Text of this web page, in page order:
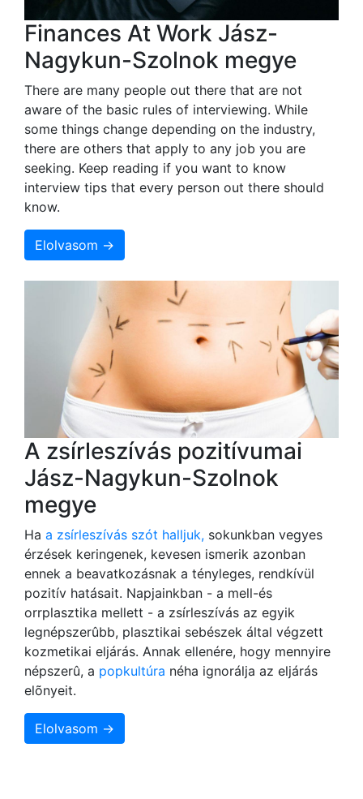
Finances At Work Jász-
Nagykun-Szolnok megye
There are many people out there that are not
aware of the basic rules of interviewing. While
some things change depending on the industry,
there are others that apply to any job you are
seeking. Keep reading if you want to know
interview tips that every person out there should
know.
Elolvasom →
A zsírleszívás pozitívumai
Jász-Nagykun-Szolnok
megye
Ha a zsírleszívás szót halljuk, sokunkban vegyes
érzések keringenek, kevesen ismerik azonban
ennek a beavatkozásnak a tényleges, rendkívül
pozitív hatásait. Napjainkban - a mell-és
orrplasztika mellett - a zsírleszívás az egyik
legnépszerûbb, plasztikai sebészek által végzett
kozmetikai eljárás. Annak ellenére, hogy mennyire
népszerû, a popkultúra néha ignorálja az eljárás
elõnyeit.
Elolvasom →